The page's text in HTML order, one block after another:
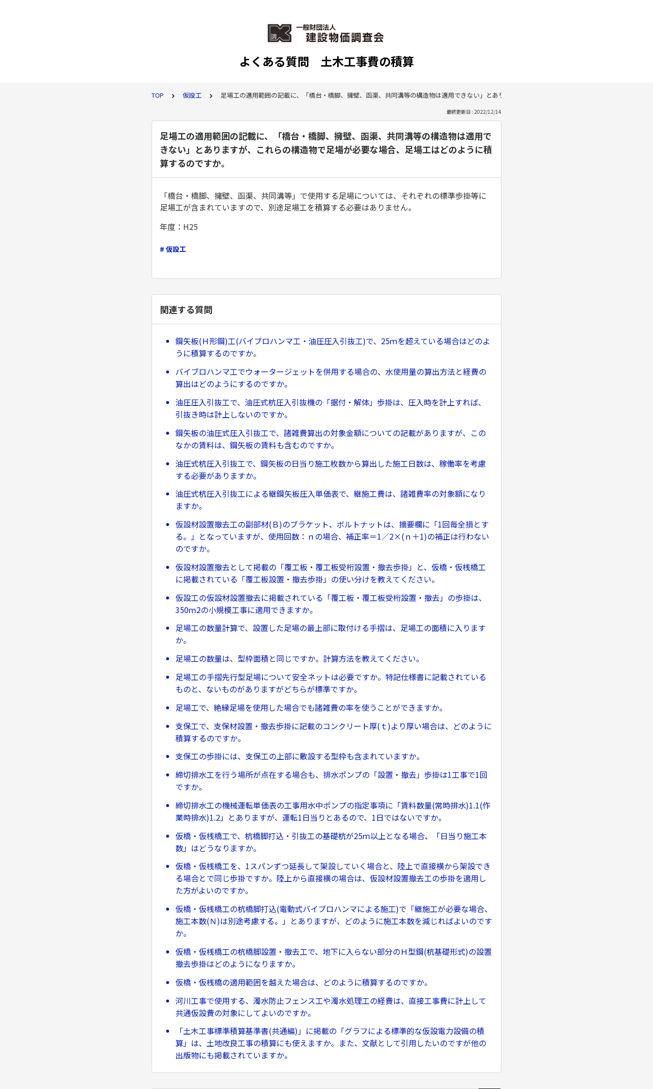
よくある質問 土木工事費の積算
TOP 仮設工 足場工の適用範囲の記載に、「橋台・橋脚、擁壁、函渠、共同溝等の構造物は適用できない」とありますが、これらの構造物で足場が必要な場合、足
最終更新日 : 2022/12/14
足場工の適用範囲の記載に、「橋台・橋脚、擁壁、函渠、共同溝等の構造物は適用で
きない」とありますが、これらの構造物で足場が必要な場合、足場工はどのように積
算するのですか。
「橋台・橋脚、擁壁、函渠、共同溝等」で使用する足場については、それぞれの標準歩掛等に
足場工が含まれていますので、別途足場工を積算する必要はありません。
年度：H25
# 仮設工
関連する質問
鋼矢板(Ｈ形鋼)工(バイブロハンマ工・油圧圧入引抜工)で、25ｍを超えている場合はどのよ
うに積算するのですか。
バイブロハンマ工でウォータージェットを併用する場合の、水使用量の算出方法と経費の
算出はどのようにするのですか。
油圧圧入引抜工で、油圧式杭圧入引抜機の「据付・解体」歩掛は、圧入時を計上すれば、
引抜き時は計上しないのですか。
鋼矢板の油圧式圧入引抜工で、諸雑費算出の対象金額についての記載がありますが、この
なかの賃料は、鋼矢板の賃料も含むのですか。
油圧式杭圧入引抜工で、鋼矢板の日当り施工枚数から算出した施工日数は、稼働率を考慮
する必要がありますか。
油圧式杭圧入引抜工による継鋼矢板圧入単価表で、継施工費は、諸雑費率の対象額になり
ますか。
仮設材設置撤去工の副部材(Ｂ)のブラケット、ボルトナットは、摘要欄に「1回毎全損とす
る。」となっていますが、使用回数：ｎの場合、補正率＝1／2×(ｎ＋1)の補正は行わない
のですか。
仮設材設置撤去として掲載の「覆工板・覆工板受桁設置・撤去歩掛」と、仮橋・仮桟橋工
に掲載されている「覆工板設置・撤去歩掛」の使い分けを教えてください。
仮設工の仮設材設置撤去に掲載されている「覆工板・覆工板受桁設置・撤去」の歩掛は、
350ｍ2の小規模工事に適用できますか。
足場工の数量計算で、設置した足場の最上部に取付ける手摺は、足場工の面積に入ります
か。
足場工の数量は、型枠面積と同じですか。計算方法を教えてください。
足場工の手摺先行型足場について安全ネットは必要ですか。特記仕様書に記載されている
ものと、ないものがありますがどちらが標準ですか。
足場工で、絶縁足場を使用した場合でも諸雑費の率を使うことができますか。
支保工で、支保材設置・撤去歩掛に記載のコンクリート厚(ｔ)より厚い場合は、どのように
積算するのですか。
支保工の歩掛には、支保工の上部に敷設する型枠も含まれていますか。
締切排水工を行う場所が点在する場合も、排水ポンプの「設置・撤去」歩掛は1工事で1回
ですか。
締切排水工の機械運転単価表の工事用水中ポンプの指定事項に「賃料数量(常時排水)1.1(作
業時排水)1.2」とありますが、運転1日当りとあるので、1日ではないですか。
仮橋・仮桟橋工で、杭橋脚打込・引抜工の基礎杭が25ｍ以上となる場合、「日当り施工本
数」はどうなりますか。
仮橋・仮桟橋工を、1スパンずつ延長して架設していく場合と、陸上で直接横から架設でき
る場合とで同じ歩掛ですか。陸上から直接横の場合は、仮設材設置撤去工の歩掛を適用し
た方がよいのですか。
仮橋・仮桟橋工の杭橋脚打込(電動式バイブロハンマによる施工)で「継施工が必要な場合、
施工本数(Ｎ)は別途考慮する。」とありますが、どのように施工本数を減じればよいのです
か。
仮橋・仮桟橋工の杭橋脚設置・撤去工で、地下に入らない部分のＨ型鋼(杭基礎形式)の設置
撤去歩掛はどのようになりますか。
仮橋・仮桟橋の適用範囲を越えた場合は、どのように積算するのですか。
河川工事で使用する、濁水防止フェンス工や濁水処理工の経費は、直接工事費に計上して
共通仮設費の対象にしてよいのですか。
「土木工事標準積算基準書(共通編)」に掲載の「グラフによる標準的な仮設電力設備の積
算」は、土地改良工事の積算にも使えますか。また、文献として引用したいのですが他の
出版物にも掲載されていますか。